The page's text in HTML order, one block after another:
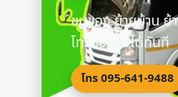
ขนของ ย้ายบ้าน
โทรจองคิวได้ทันที
โทร 095-641-9488